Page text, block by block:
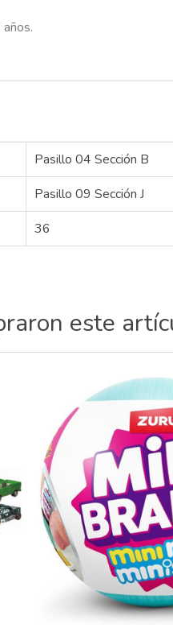
Pasillo 04 Sección B
Pasillo 09 Sección J
36
este